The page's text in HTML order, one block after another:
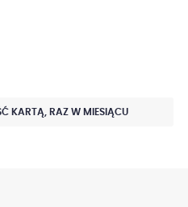
KARTĄ, RAZ W MIESIĄCU